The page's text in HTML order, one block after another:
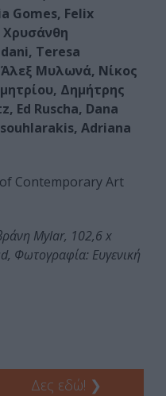
Gomes, Felix
Χρυσάνθη
Teresa
Μυλωνά, Νίκος
Δημήτρης
Ed Ruscha, Dana
Adriana
Contemporary Art
Mylar, 102,6 x
Φωτογραφία: Ευγενική
Δες εδώ! ❯